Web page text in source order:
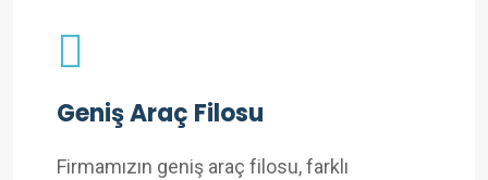
Geniş Araç Filosu
Firmamızın geniş araç filosu, farklı